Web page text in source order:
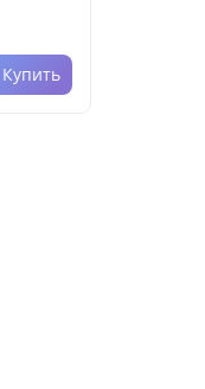
Купить